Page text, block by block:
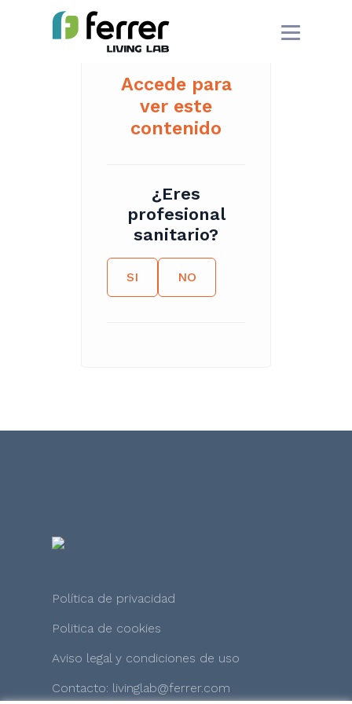
Accede para
ver este
contenido
¿Eres
profesional
sanitario?
SI NO
Política de privacidad
Politica de cookies
Aviso legal y condiciones de uso
Contacto: livinglab@ferrer.com